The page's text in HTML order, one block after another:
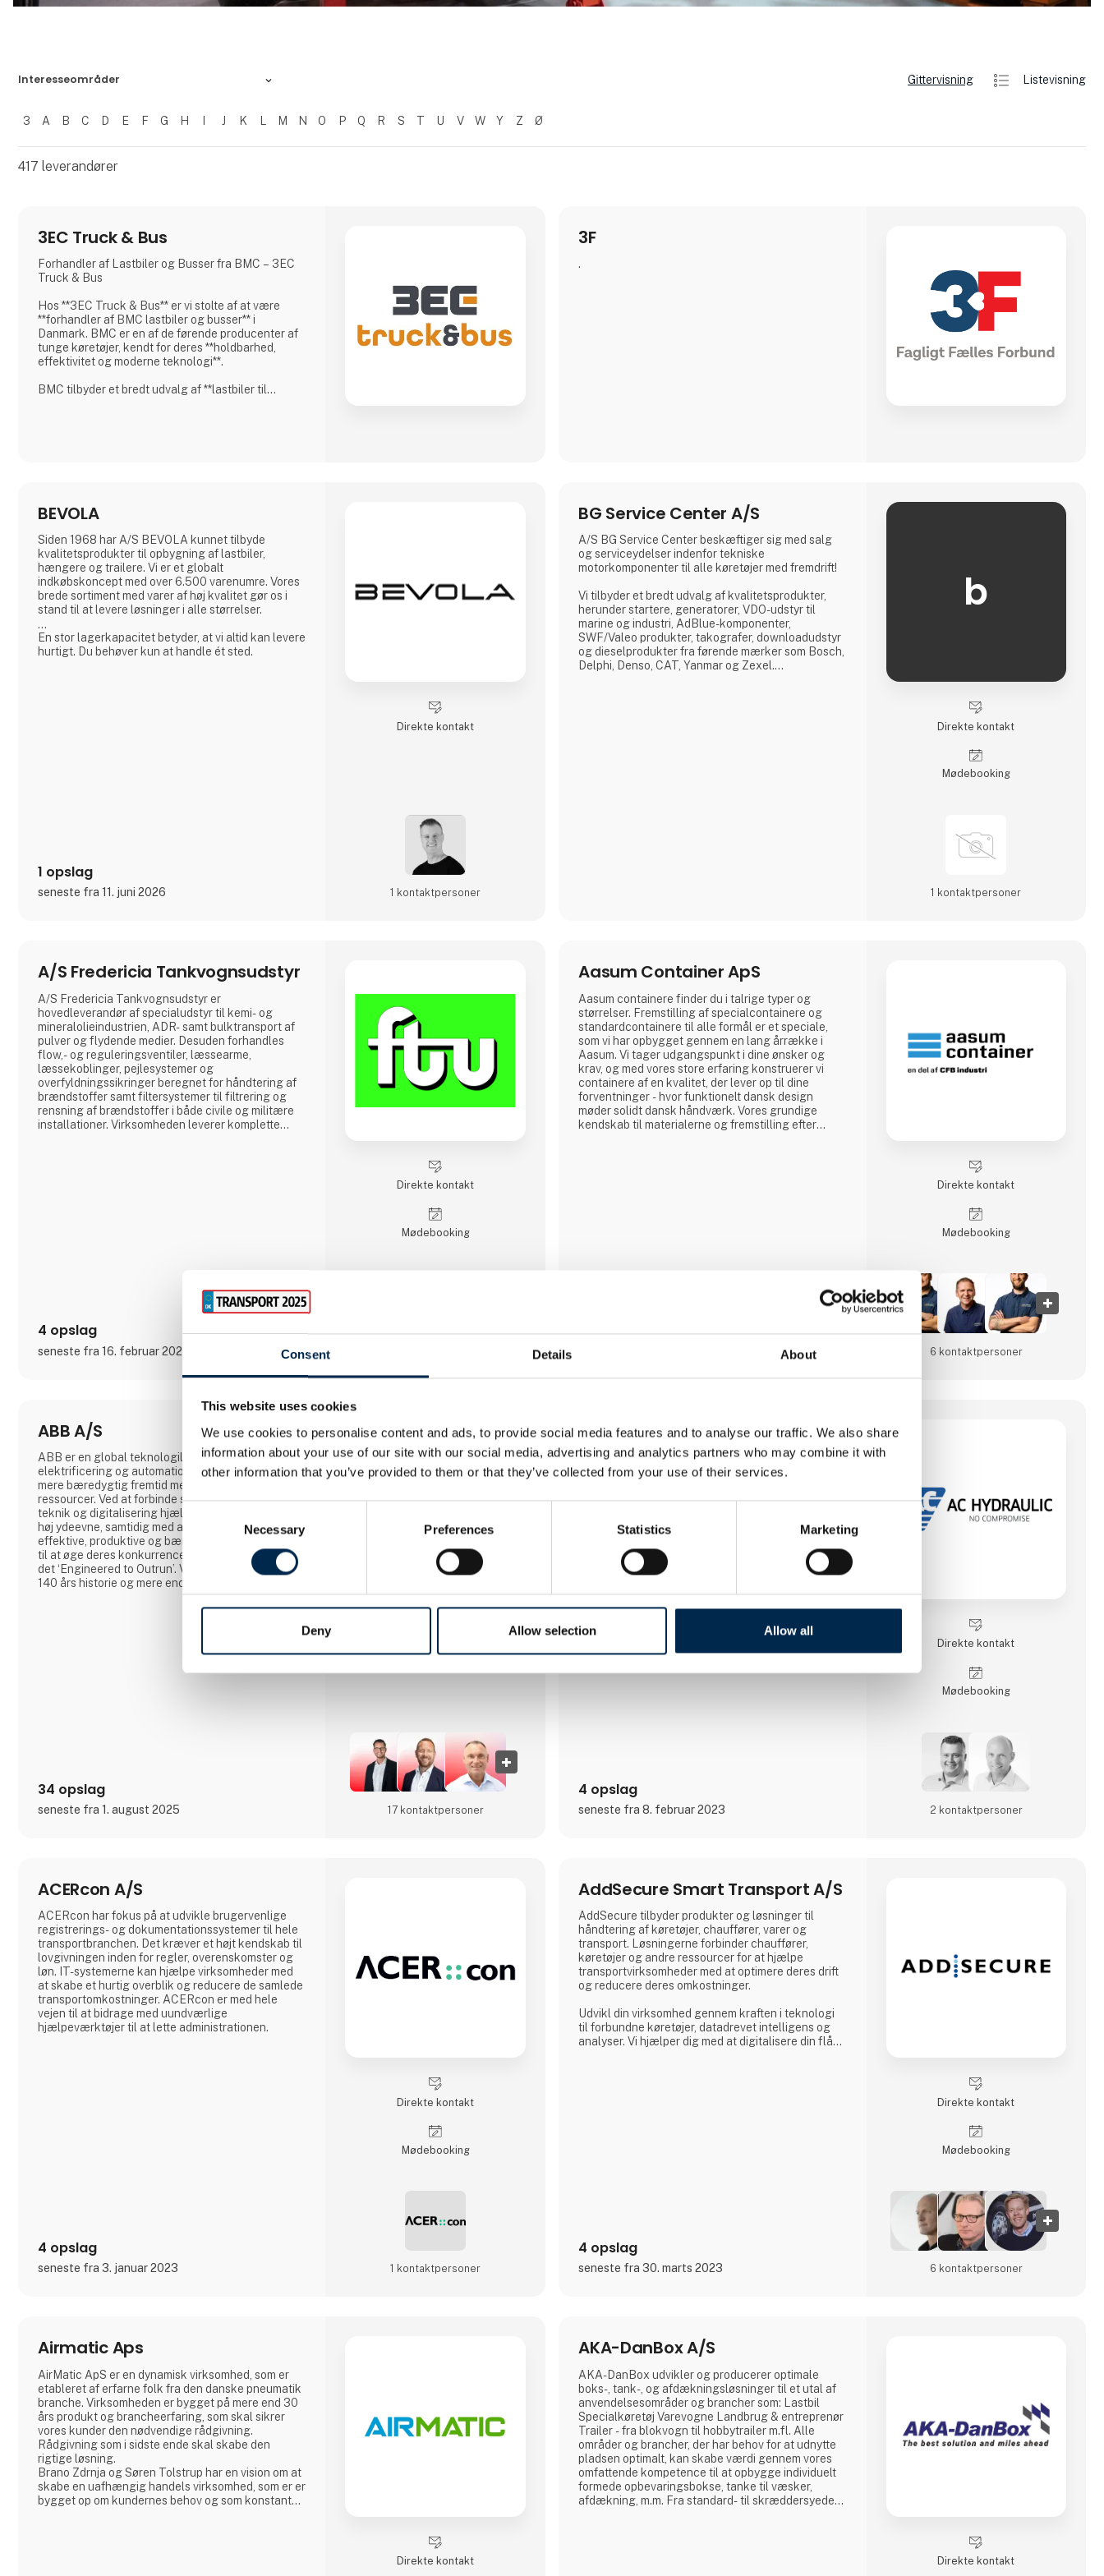
Consent Details About
This website uses cookies
We use cookies to personalise content and ads, to provide social media features and to analyse our traffic. We also share
information about your use of our site with our social media, advertising and analytics partners who may combine it with
other information that you’ve provided to them or that they’ve collected from your use of their services.
Selection
Necessary Preferences Statistics Marketing
Deny Allow selection Allow all
Interesseområder
Filtrer resultater
3 A B C D E F G H I J K L M N O P Q R S T U V W Y Z Ø
Gittervisning Listevisning
417 leverandører
3EC Truck & Bus
Forhandler af Lastbiler og Busser fra BMC – 3EC
Truck & Bus
Hos **3EC Truck & Bus** er vi stolte af at være
**forhandler af BMC lastbiler og busser** i
Danmark. BMC er en af de førende producenter af
tunge køretøjer, kendt for deres **holdbarhed,
effektivitet og moderne teknologi**.
BMC tilbyder et bredt udvalg af **lastbiler til
BMC-lastbiler er designet med
3F
.
BEVOLA
Siden 1968 har A/S BEVOLA kunnet tilbyde
kvalitetsprodukter til opbygning af lastbiler,
hængere og trailere. Vi er et globalt
indkøbskoncept med over 6.500 varenumre. Vores
brede sortiment med varer af høj kvalitet gør os i
stand til at levere løsninger i alle størrelser.
En stor lagerkapacitet betyder, at vi altid kan levere
hurtigt. Du behøver kun at handle ét sted.
1 opslag
seneste fra 11. juni 2026
Direkte kontakt
1 kontakt­personer
BG Service Center A/S
A/S BG Service Center beskæftiger sig med salg
og serviceydelser indenfor tekniske
motorkomponenter til alle køretøjer med fremdrift!
Vi tilbyder et bredt udvalg af kvalitetsprodukter,
herunder startere, generatorer, VDO-udstyr til
marine og industri, AdBlue-komponenter,
SWF/Valeo produkter, takografer, downloadudstyr
og dieselprodukter fra førende mærker som Bosch,
Delphi, Denso, CAT, Yanmar og Zexel.
b
Direkte kontakt
Møde­booking
1 kontakt­personer
A/S Fredericia Tankvognsudstyr
A/S Fredericia Tankvognsudstyr er
hovedleverandør af specialudstyr til kemi- og
mineralolieindustrien, ADR- samt bulktransport af
pulver og flydende medier. Desuden forhandles
flow,- og reguleringsventiler, læssearme,
læssekoblinger, pejlesystemer og
overfyldningssikringer beregnet for håndtering af
brændstoffer samt filtersystemer til filtrering og
rensning af brændstoffer i både civile og militære
installationer. Virksomheden leverer komplette
4 opslag
seneste fra 16. februar 2023
Direkte kontakt
Møde­booking
Aasum Container ApS
Aasum containere finder du i talrige typer og
størrelser. Fremstilling af special­containere og
standard­containere til alle formål er et speciale,
som vi har opbygget gennem en lang årrække i
Aasum. Vi tager udgangspunkt i dine ønsker og
krav, og med vores store erfaring konstruerer vi
containere af en kvalitet, der lever op til dine
forventninger - hvor funktionelt dansk design
møder solidt dansk håndværk. Vores grundige
kendskab til materialerne og fremstilling efter
3 opslag
Direkte kontakt
Møde­booking
6 kontakt­personer
ABB A/S
ABB er en global teknologileder inden for
elektrificering og automation, som muliggør en
mere bæredygtig fremtid med effektivt brug af
ressourcer. Ved at forbinde sin ekspertise inden for
teknik og digitalisering hjælper ABB industrien til
høj ydeevne, samtidig med at de bliver mere
effektive, produktive og bæredygtige samt i stand
til at øge deres konkurrenceevne. I ABB kalder vi
det ‘Engineered to Outrun’. Virksomheden har over
140 års historie og mere end 105.000
medarbejdere på verdensplan. ABB’s aktier er
noteret på SIX Swiss Exchange (ABBN) og Nasdaq
34 opslag
seneste fra 1. august 2025 17 kontakt­personer
AC Hydraulic A/S
AC Hydraulic A/S er en 100% danskejet
familievirksomhed beliggende i Viborg, Danmark.
smedemester Anker Christensen (AC). Kort efter
reparationsvirksomhed fik Anker Christensen idéen
kvalitet. Dette tiltag skulle vise sig at blive
grundlaget for en egentlig produktion, og AC
Siden er der blevet udviklet et bredt sortiment af
løfteudstyr til autobranchen, og produkterne
afsættes i dag til hele verden. I dag er AC Hydraulic
A/S en international virksomhed i AC Group A/S,
4 opslag
seneste fra 8. februar 2023
Direkte kontakt
Møde­booking
2 kontakt­personer
ACERcon A/S
ACERcon har fokus på at udvikle brugervenlige
registrerings- og dokumentationssystemer til hele
transportbranchen. Det kræver et højt kendskab til
lovgivningen inden for regler, overenskomster og
løn. IT-systemerne kan hjælpe virksomheder med
at skabe et hurtig overblik og reducere de samlede
transportomkostninger. ACERcon er med hele
vejen til at bidrage med uundværlige
hjælpeværktøjer til at lette administrationen.
4 opslag
seneste fra 3. januar 2023
Direkte kontakt
Møde­booking
1 kontakt­personer
AddSecure Smart Transport A/S
AddSecure tilbyder produkter og løsninger til
håndtering af køretøjer, chauffører, varer og
transport. Løsningerne forbinder chauffører,
køretøjer og andre ressourcer for at hjælpe
transportvirksomheder med at optimere deres drift
og reducere deres omkostninger.
Udvikl din virksomhed gennem kraften i teknologi
til forbundne køretøjer, datadrevet intelligens og
analyser. Vi hjælper dig med at digitalisere din flåde
4 opslag
seneste fra 30. marts 2023
Direkte kontakt
Møde­booking
6 kontakt­personer
Airmatic Aps
AirMatic ApS er en dynamisk virksomhed, som er
etableret af erfarne folk fra den danske pneumatik
branche. Virksomheden er bygget på mere end 30
års produkt og brancheerfaring, som skal sikrer
vores kunder den nødvendige rådgivning.
Rådgivning som i sidste ende skal skabe den
rigtige løsning.
Brano Zdrnja og Søren Tolstrup har en vision om at
skabe en uafhængig handels virksomhed, som er er
bygget op om kundernes behov og som konstant
Direkte kontakt
AKA-DanBox A/S
AKA-DanBox udvikler og producerer optimale
boks-, tank-, og afdækningsløsninger til et utal af
anvendelsesområder og brancher som: Lastbil
Specialkøretøj Varevogne Landbrug & entreprenør
Trailer - fra blokvogn til hobbytrailer m.fl. Alle
områder og brancher, der har behov for at udnytte
pladsen optimalt, kan skabe værdi gennem vores
omfattende kompetence til at opbygge individuelt
formede opbevaringsbokse, tanke til væsker,
afdækning, m.m. Fra standard- til skræddersyede
Direkte kontakt